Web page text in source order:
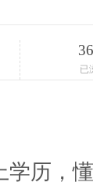
已
学历，